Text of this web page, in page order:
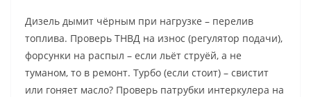
Дизель дымит чёрным при нагрузке – перелив
топлива. Проверь ТНВД на износ (регулятор подачи),
форсунки на распыл – если льёт струёй, а не
туманом, то в ремонт. Турбо (если стоит) – свистит
или гоняет масло? Проверь патрубки интеркулера на